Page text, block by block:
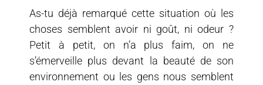
As-tu déjà remarqué cette situation où les
choses semblent avoir ni goût, ni odeur ?
Petit à petit, on n’a plus faim, on ne
s’émerveille plus devant la beauté de son
environnement ou les gens nous semblent